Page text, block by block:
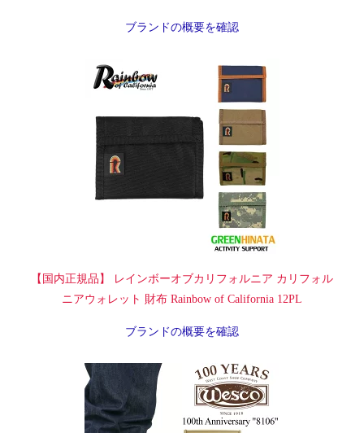
ブランドの概要を確認
【国内正規品】 レインボーオブカリフォルニア カリフォル
ニアウォレット 財布 Rainbow of California 12PL
ブランドの概要を確認